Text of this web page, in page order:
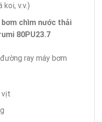
koi, v.v.)
bơm chìm nước thải
80PU23.7
ray máy bơm
vịt